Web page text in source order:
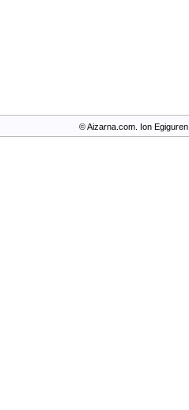
© Aizarna.com. Ion Egiguren